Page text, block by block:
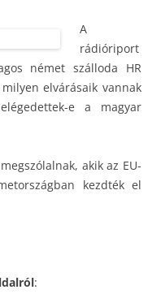
A
rádióriport
német szálloda HR
elvárásaik vannak
e a magyar
akik az EU-
kezdték el
: